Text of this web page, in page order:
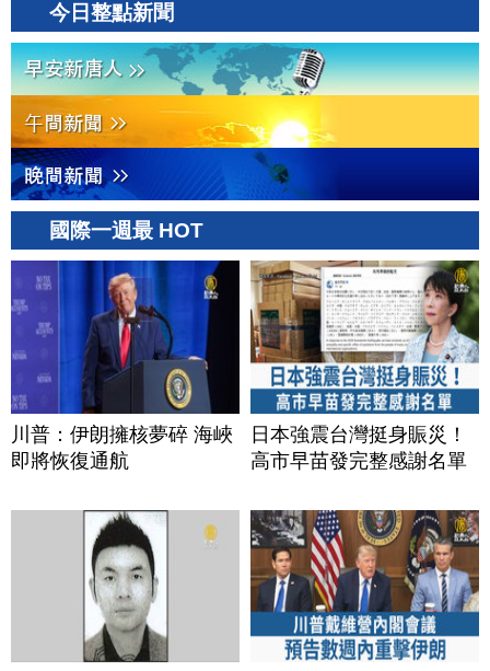
今日整點新聞
國際一週最 HOT
川普：伊朗擁核夢碎 海峽
即將恢復通航
日本強震台灣挺身賑災！
高市早苗發完整感謝名單